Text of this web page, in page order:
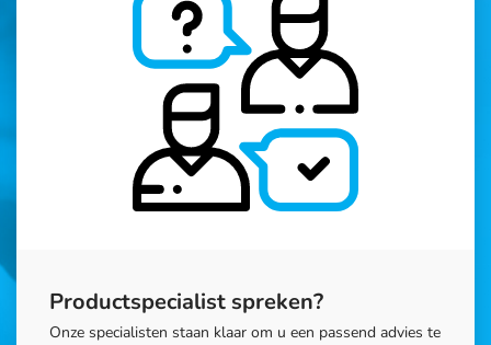
Productspecialist spreken?
Onze specialisten staan klaar om u een passend advies te